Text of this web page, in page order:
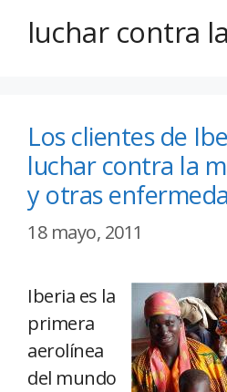
luchar contra
Los clientes de
luchar contra la
y otras
18 mayo, 2011
Iberia es la
primera
aerolínea
del mundo